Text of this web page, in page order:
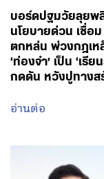
กดดัน หวังปูทาง
อ่านต่อ